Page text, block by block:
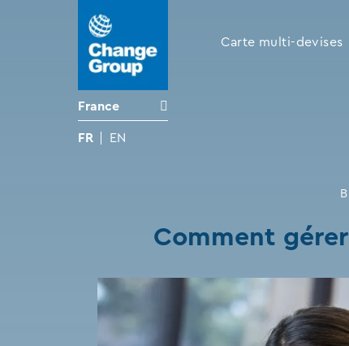
France
FR EN
Carte multi-devises
Comment